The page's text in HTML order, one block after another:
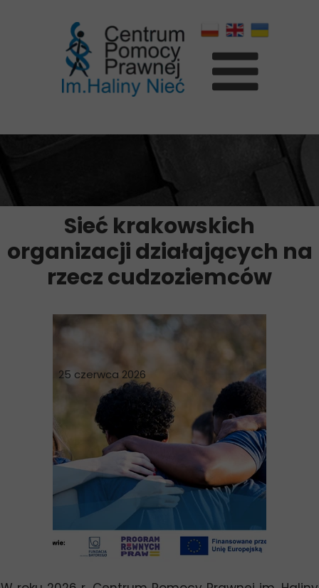
25 czerwca 2026
Sieć krakowskich
organizacji działających na
rzecz cudzoziemców